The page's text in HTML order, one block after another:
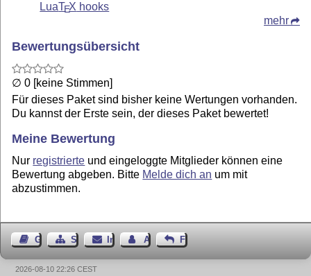
LuaTEX hooks
mehr
Bewertungsübersicht
∅ 0 [keine Stimmen]
Für dieses Paket sind bisher keine Wertungen vorhanden.
Du kannst der Erste sein, der dieses Paket bewertet!
Meine Bewertung
Nur registrierte und eingeloggte Mitglieder können eine
Bewertung abgeben. Bitte Melde dich an um mit
abzustimmen.
GästebuchSeiten-Struktur
ImpressumAutor kontaktieren
Feedback
2026-08-10 22:26 CEST